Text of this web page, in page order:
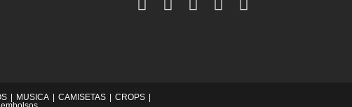
MUSICA CAMISETAS
CROPS